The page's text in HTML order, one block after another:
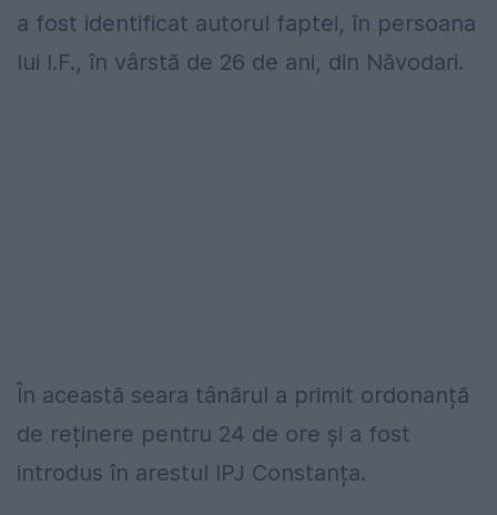
a fost identificat autorul faptei, în persoana
lui I.F., în vârstă de 26 de ani, din Năvodari.
În această seara tânărul a primit ordonanță
de reținere pentru 24 de ore și a fost
introdus în arestul IPJ Constanța.